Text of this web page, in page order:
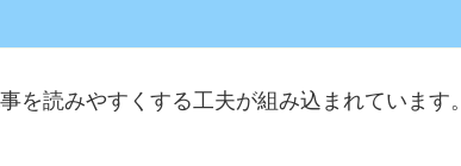
を読みやすくする工夫が組み込まれています。